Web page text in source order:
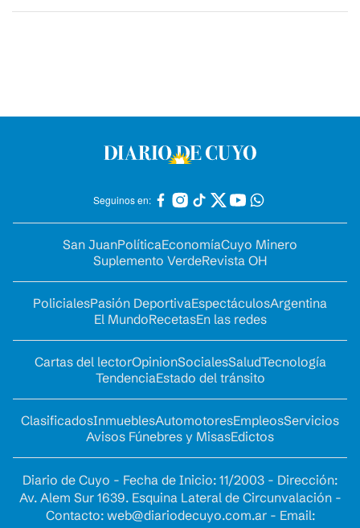
Seguinos en:
San JuanPolíticaEconomíaCuyo Minero
Suplemento VerdeRevista OH
PolicialesPasión DeportivaEspectáculosArgentina
El MundoRecetasEn las redes
Cartas del lectorOpinionSocialesSaludTecnología
TendenciaEstado del tránsito
ClasificadosInmueblesAutomotoresEmpleosServicios
Avisos Fúnebres y MisasEdictos
Diario de Cuyo - Fecha de Inicio: 11/2003 - Dirección:
Av. Alem Sur 1639. Esquina Lateral de Circunvalación -
Contacto: web@diariodecuyo.com.ar- Email: